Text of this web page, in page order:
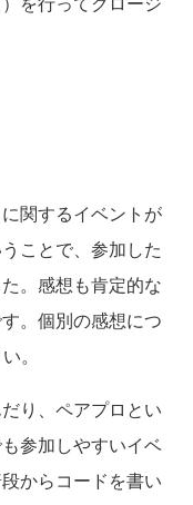
関するイベントが
ことで、参加した
。感想も肯定的な
。個別の感想につ
。
り、ペアプロとい
参加しやすいイベ
からコードを書い